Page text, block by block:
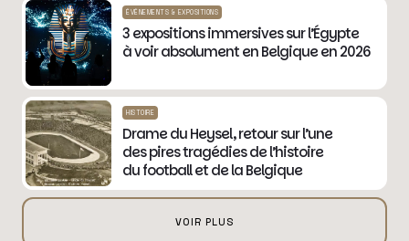
ÉVÉNEMENTS & EXPOSITIONS
3 expositions immersives sur l’Égypte
à voir absolument en Belgique en 2026
HISTOIRE
Drame du Heysel, retour sur l’une
des pires tragédies de l’histoire
du football et de la Belgique
VOIR PLUS